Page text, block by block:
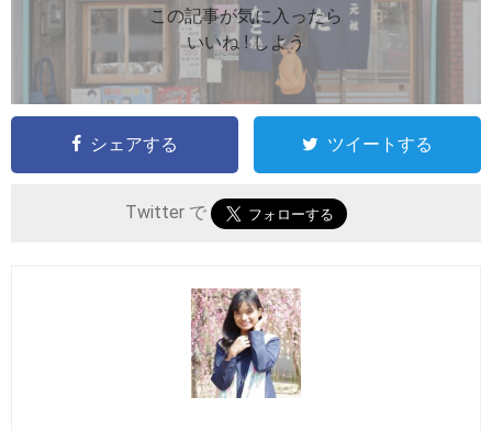
この記事が気に入ったら
いいね ! しよう
シェアする ツイートする
Twitter で